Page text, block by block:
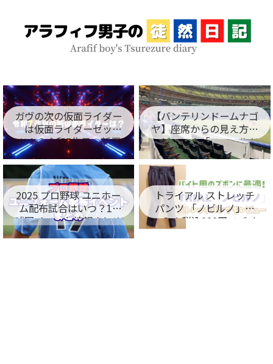
ガヴの次の仮面ライダー
は仮面ライダーゼッ
ツ！？令和7作目の新仮
面ライダー名が判明！
【バンテリンドームナゴ
ヤ】座席からの見え方を
レビュー！「フィールド
シート編」
2025 プロ野球 ユニホー
ム配布試合はいつ？12
球団イベント情報まとめ
トライアル ストレッチ
パンツ 「ノビルノ」口
コミ！税込998円でバイ
ト用のズボンに最適！